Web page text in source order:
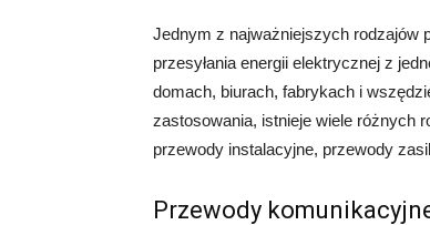
Jednym z najważniejszych rodzajów
przesyłania energii elektrycznej z
domach, biurach, fabrykach i
zastosowania, istnieje wiele różnych
przewody instalacyjne, przewody
Przewody